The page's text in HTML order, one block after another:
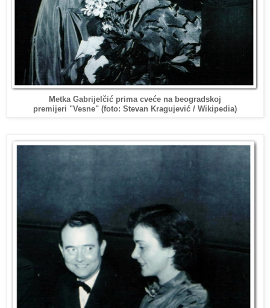
Metka Gabrijelčić prima cveće na beogradskoj
premijeri "Vesne" (foto: Stevan Kragujević / Wikipedia)